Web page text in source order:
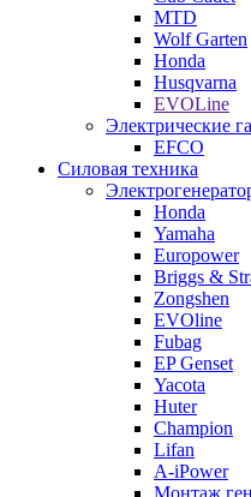
MTD
Wolf Garten
Honda
Husqvarna
EVOLine
Электрические
EFCO
Силовая техника
Honda
Yamaha
Europower
Briggs &
Zongshen
EVOline
Fubag
EP Genset
Yacota
Huter
Champion
Lifan
A-iPower
Монтаж